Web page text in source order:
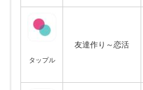
タップル
友達作り～恋活